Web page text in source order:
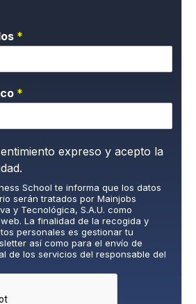
*
*
expreso y acepto la
School te informa que los datos
serán tratados por Mainjobs
y Tecnológica, S.A.U. como
La finalidad de la recogida y
personales es gestionar tu
así como para el envío de
de los servicios del responsable del
se cederán datos a terceros, salvo
ejercer tus derechos de acceso,
y supresión de los datos en